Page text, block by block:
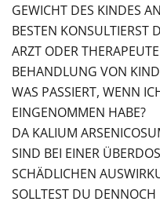
GEWICHT DES KINDES
BESTEN KONSULTIERST
ARZT ODER
BEHANDLUNG VON
WAS PASSIERT, WENN
EINGENOMMEN HABE?
DA KALIUM
SIND BEI EINER
SCHÄDLICHEN
SOLLTEST DU